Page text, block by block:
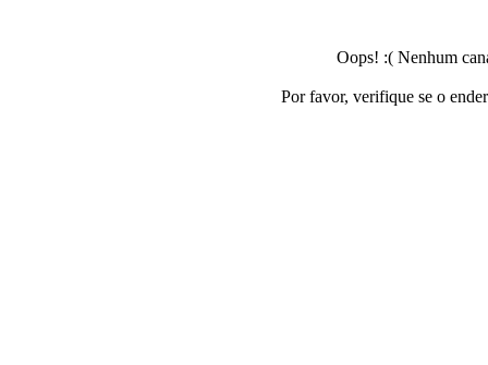
Oops! :( Nenhum
Por favor, verifique se o